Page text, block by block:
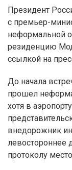
Президент
с премьер-
неформальной
резиденцию
ссылкой на
До начала
прошел
хотя в
внедорожник
левостороннее
протоколу